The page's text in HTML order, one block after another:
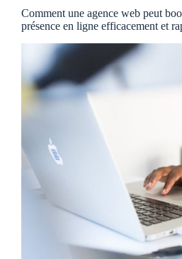
Comment une agence web peut
présence en ligne efficacement et